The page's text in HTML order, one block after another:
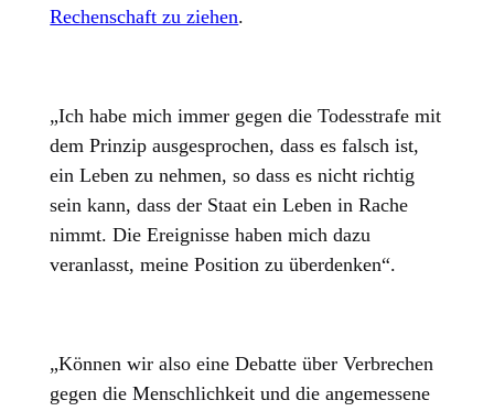
Rechenschaft zu ziehen.
„Ich habe mich immer gegen die Todesstrafe mit
dem Prinzip ausgesprochen, dass es falsch ist,
ein Leben zu nehmen, so dass es nicht richtig
sein kann, dass der Staat ein Leben in Rache
nimmt. Die Ereignisse haben mich dazu
veranlasst, meine Position zu überdenken“.
„Können wir also eine Debatte über Verbrechen
gegen die Menschlichkeit und die angemessene